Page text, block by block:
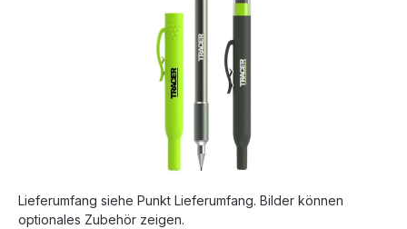
Lieferumfang siehe Punkt Lieferumfang. Bilder können
optionales Zubehör zeigen.